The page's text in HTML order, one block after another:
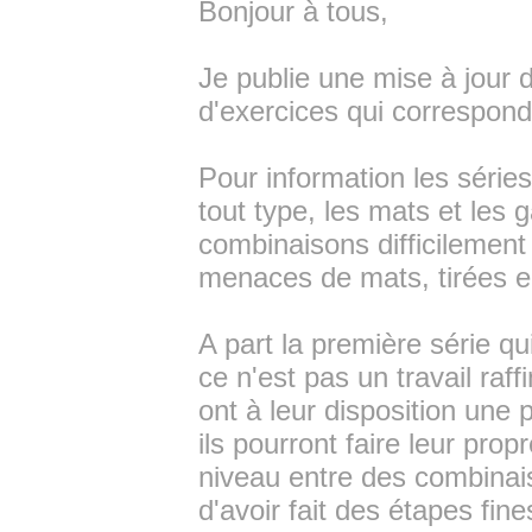
Bonjour à tous,
Je publie une mise à jour
d'exercices qui
Pour information les
tout type, les mats et les
combinaisons
menaces de mats, tirées
A part la première série
ce n'est pas un travail
ont à leur disposition une
ils pourront faire leur
niveau entre des
d'avoir fait des étapes